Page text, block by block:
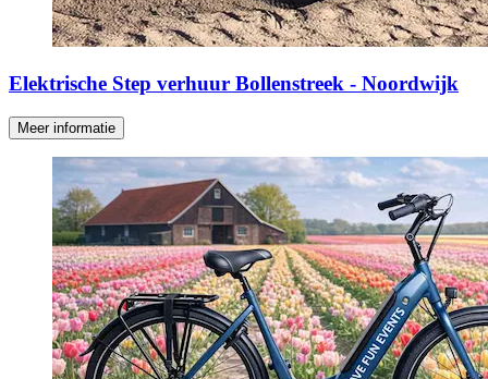
Elektrische Step verhuur Bollenstreek - Noordwijk
Meer informatie